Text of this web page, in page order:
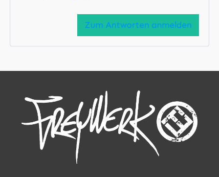
Zum Antworten anmelden